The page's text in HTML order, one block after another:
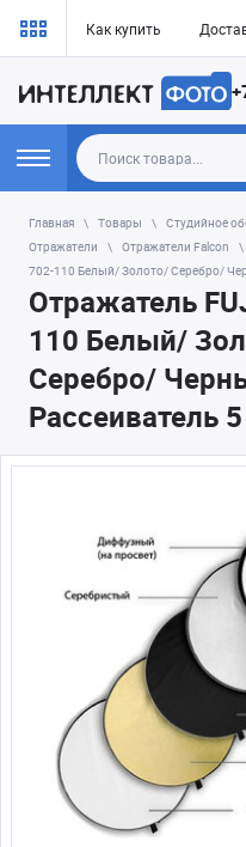
Как купить
Главная Товары
Студийное
Отражатели
Отражатели Falcon
702-110 Белый/ Золото/ Серебро/
Отражатель
110 Белый/
Серебро/
Рассеиватель